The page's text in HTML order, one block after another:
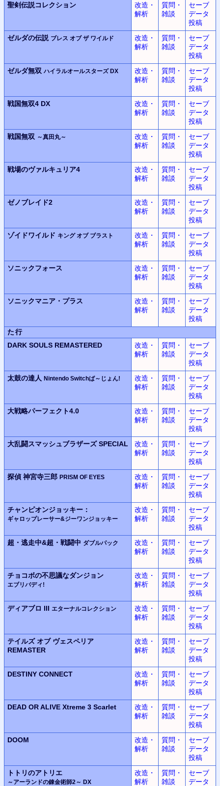
聖剣伝説コレクション
改造・
解析
質問・
雑談
セーブ
データ
投稿
ゼルダの伝説 ブレス オブ ザ ワイルド
改造・
解析
質問・
雑談
セーブ
データ
投稿
ゼルダ無双 ハイラルオールスターズ DX
改造・
解析
質問・
雑談
セーブ
データ
投稿
戦国無双4 DX
改造・
解析
質問・
雑談
セーブ
データ
投稿
戦国無双 ～真田丸～
改造・
解析
質問・
雑談
セーブ
データ
投稿
戦場のヴァルキュリア4
改造・
解析
質問・
雑談
セーブ
データ
投稿
ゼノブレイド2
改造・
解析
質問・
雑談
セーブ
データ
投稿
ゾイドワイルド キング オブ ブラスト
改造・
解析
質問・
雑談
セーブ
データ
投稿
ソニックフォース
改造・
解析
質問・
雑談
セーブ
データ
投稿
ソニックマニア・プラス
改造・
解析
質問・
雑談
セーブ
データ
投稿
た行
DARK SOULS REMASTERED
改造・
解析
質問・
雑談
セーブ
データ
投稿
太鼓の達人 Nintendo Switchば～じょん!
改造・
解析
質問・
雑談
セーブ
データ
投稿
大戦略パーフェクト4.0
改造・
解析
質問・
雑談
セーブ
データ
投稿
大乱闘スマッシュブラザーズ SPECIAL
改造・
解析
質問・
雑談
セーブ
データ
投稿
探偵 神宮寺三郎 PRISM OF EYES
改造・
解析
質問・
雑談
セーブ
データ
投稿
チャンピオンジョッキー：
ギャロップレーサー&ジーワンジョッキー
改造・
解析
質問・
雑談
セーブ
データ
投稿
超・逃走中&超・戦闘中 ダブルパック
改造・
解析
質問・
雑談
セーブ
データ
投稿
チョコボの不思議なダンジョン
エブリバディ!
改造・
解析
質問・
雑談
セーブ
データ
投稿
ディアブロ III エターナルコレクション
改造・
解析
質問・
雑談
セーブ
データ
投稿
テイルズ オブ ヴェスペリア
REMASTER
改造・
解析
質問・
雑談
セーブ
データ
投稿
DESTINY CONNECT
改造・
解析
質問・
雑談
セーブ
データ
投稿
DEAD OR ALIVE Xtreme 3 Scarlet
改造・
解析
質問・
雑談
セーブ
データ
投稿
DOOM
改造・
解析
質問・
雑談
セーブ
データ
投稿
トトリのアトリエ
～アーランドの錬金術師2～ DX
改造・
解析
質問・
雑談
セーブ
データ